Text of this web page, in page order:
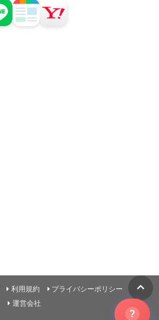
利用規約
プライバシーポリシー
運営会社
?